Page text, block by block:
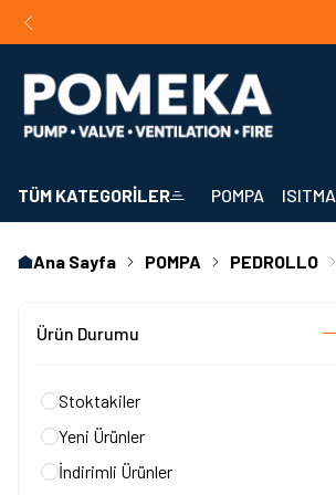
TÜM KATEGORİLER POMPA ISITMA
Ana Sayfa POMPA PEDROLLO
Ürün Durumu
Stoktakiler
Yeni Ürünler
İndirimli Ürünler